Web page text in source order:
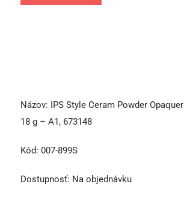
Názov: IPS Style Ceram Powder Opaquer
18 g – A1, 673148
Kód: 007-899S
Dostupnosť: Na objednávku